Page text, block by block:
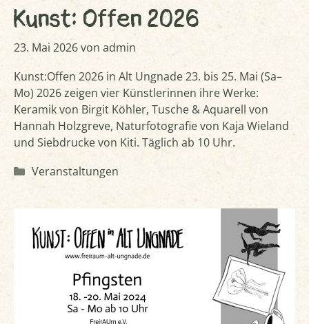
Kunst: Offen 2026
23. Mai 2026von admin
Kunst:Offen 2026 in Alt Ungnade 23. bis 25. Mai (Sa–
Mo) 2026 zeigen vier Künstlerinnen ihre Werke:
Keramik von Birgit Köhler, Tusche & Aquarell von
Hannah Holzgreve, Naturfotografie von Kaja Wieland
und Siebdrucke von Kiti. Täglich ab 10 Uhr.
Kategorien
Veranstaltungen